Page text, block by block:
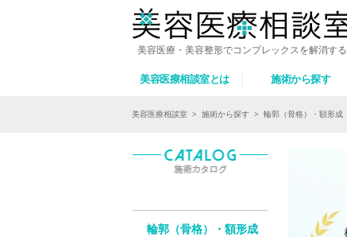
美容医療・美容整形でコンプレックスを解消する
美容医療相談室とは 施術から探す
美容医療相談室 > 施術から探す > 輪郭（骨格）・額形成
輪郭（骨格）・額形成